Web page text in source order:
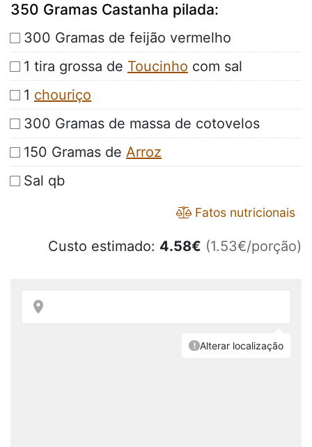
350 Gramas Castanha pilada:
300 Gramas de feijão vermelho
1 tira grossa de Toucinho com sal
1 chouriço
300 Gramas de massa de cotovelos
150 Gramas de Arroz
Sal qb
Fatos nutricionais
Custo estimado: 4.58€ (1.53€/porção)